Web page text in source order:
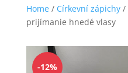
Home/ Církevní zápichy/
prijímanie hnedé vlasy
-12%